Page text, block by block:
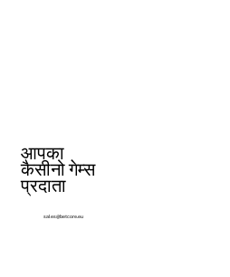
आपका
कैसीनो गेम्स
प्रदाता
sales@betcore.eu